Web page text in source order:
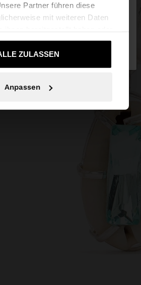
Partner führen diese
mit weiteren Daten
Ihrer Nutzung der Dienste
ZULASSEN
Anpassen
Ja, bringen Sie mich
zu United States